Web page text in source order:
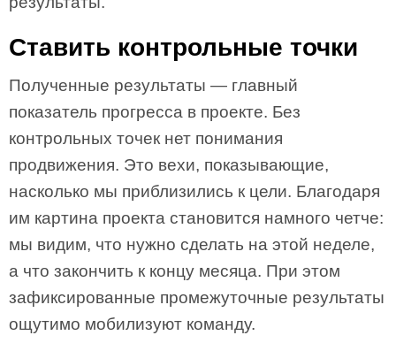
Ставить контрольные точки
Полученные результаты — главный
показатель прогресса в проекте. Без
контрольных точек нет понимания
продвижения. Это вехи, показывающие,
насколько мы приблизились к цели. Благодаря
им картина проекта становится намного четче:
мы видим, что нужно сделать на этой неделе,
а что закончить к концу месяца. При этом
зафиксированные промежуточные результаты
ощутимо мобилизуют команду.